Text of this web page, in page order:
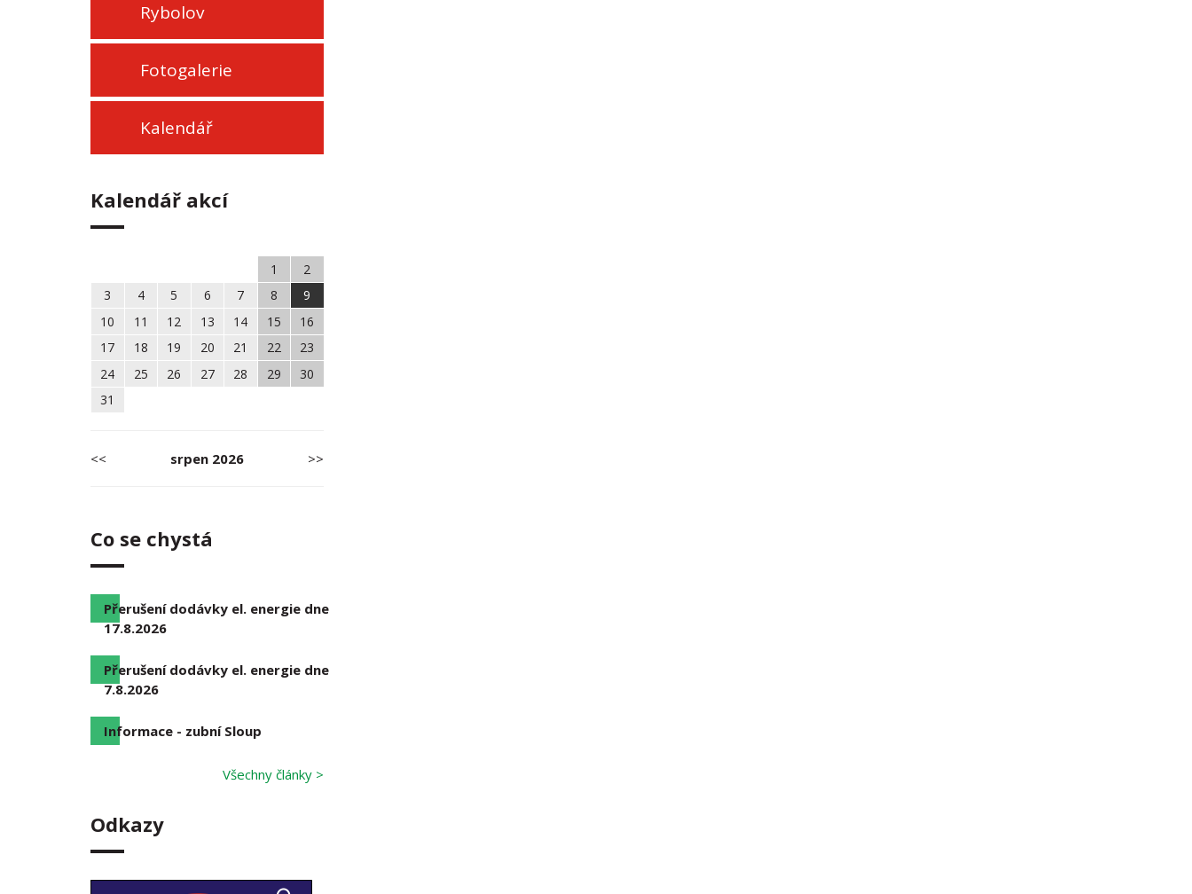
Rybolov
Fotogalerie
Kalendář
Kalendář akcí
1
2
3
4 5 6 7 8
9
10
11 12 13 14 15
16
17
18 19 20 21 22
23
24
25 26 27 28 29
30
31
<< srpen 2026 >>
Co se chystá
Přerušení dodávky el. energie dne
17.8.2026
Přerušení dodávky el. energie dne
7.8.2026
Informace - zubní Sloup
Všechny články >
Odkazy